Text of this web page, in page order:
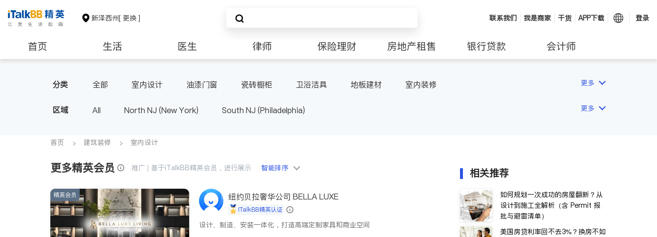
新泽西州[ 更换 ] 联系我们 我是商家 干货 APP下载 登录
首页 生活 医生 律师 保险理财 房地产租售 银行贷款 会计师
分类 全部 室内设计 油漆门窗 瓷砖橱柜 卫浴洁具 地板建材 室内装修 更多
区域 All North NJ (New York) South NJ (Philadelphia) 更多
首页 建筑装修 室内设计
更多精英会员 推广 | 基于iTalkBB精英会员，进行展示 智能排序
精英会员 纽约贝拉奢华公司 BELLA LUXE
iTalkBB精英认证
设计、制造、安装一体化，打造高端定制家具和商业空间
相关推荐
如何规划一次成功的房屋翻新？从
设计到施工全解析（含 Permit 报
批与避雷清单）
美国房贷利率回不去3%？换房不如